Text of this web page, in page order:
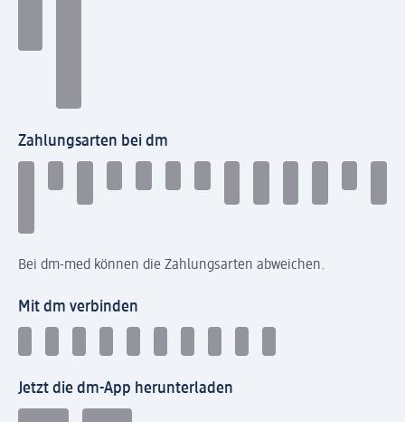
Zahlungsarten bei dm
Bei dm-med können die Zahlungsarten abweichen.
Mit dm verbinden
Jetzt die dm-App herunterladen